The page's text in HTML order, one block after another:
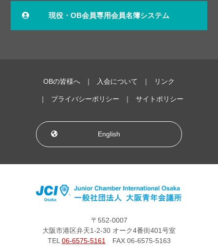
現役・OB会員専用会員名簿システム
OBの皆様へ 入会について リンク
プライバシーポリシー サイトポリシー
English
〒552-0007
大阪市港区弁天1-2-30 オーク4番街401号室
TEL 06-6575-5161 FAX 06-6575-5163